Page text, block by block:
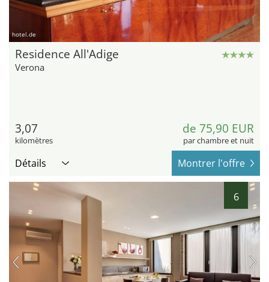
hotel.de
Residence All'Adige
Verona
3,07
kilomètres
de 75,90 EUR
par chambre et nuit
Détails Montrer l'offre
6